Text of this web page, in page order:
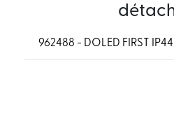
962488 - DOLED FIRST IP44